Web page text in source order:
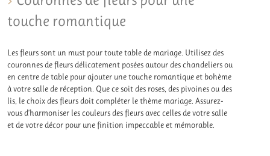
touche romantique
Les fleurs sont un must pour toute table de mariage. Utilisez des
couronnes de fleurs délicatement posées autour des chandeliers ou
en centre de table pour ajouter une touche romantique et bohème
à votre salle de réception. Que ce soit des roses, des pivoines ou des
lis, le choix des fleurs doit compléter le thème mariage. Assurez-
vous d’harmoniser les couleurs des fleurs avec celles de votre salle
et de votre décor pour une finition impeccable et mémorable.